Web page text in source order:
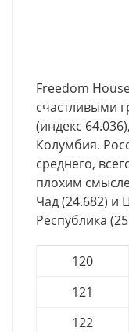
Freedom
счастливыми
(индекс
Колумбия.
среднего,
плохим
Чад (24.682) и
Республика
120
121
122